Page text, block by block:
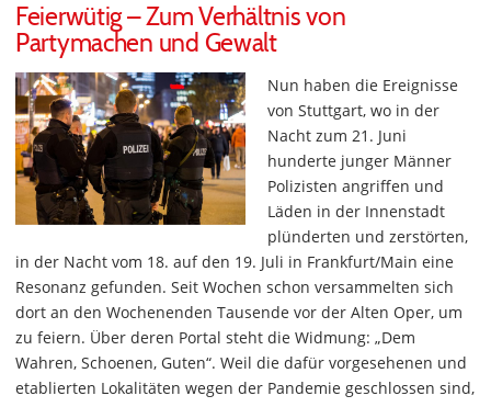
Feierwütig – Zum Verhältnis von
Partymachen und Gewalt
Nun haben die Ereignisse
von Stuttgart, wo in der
Nacht zum 21. Juni
hunderte junger Männer
Polizisten angriffen und
Läden in der Innenstadt
plünderten und zerstörten,
in der Nacht vom 18. auf den 19. Juli in Frankfurt/Main eine
Resonanz gefunden. Seit Wochen schon versammelten sich
dort an den Wochenenden Tausende vor der Alten Oper, um
zu feiern. Über deren Portal steht die Widmung: „Dem
Wahren, Schoenen, Guten“. Weil die dafür vorgesehenen und
etablierten Lokalitäten wegen der Pandemie geschlossen sind,